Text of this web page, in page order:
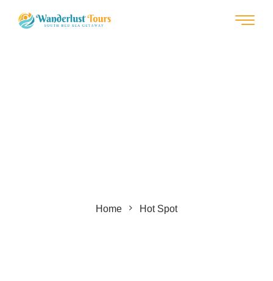
Home Hot Spot